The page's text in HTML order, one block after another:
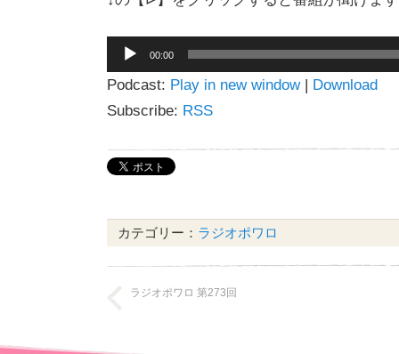
プ
レ
ヤ
ー
00:00
Podcast: Play in new window| Download
Subscribe: RSS
カテゴリー： ラジオポワロ
ラジオポワロ 第273回